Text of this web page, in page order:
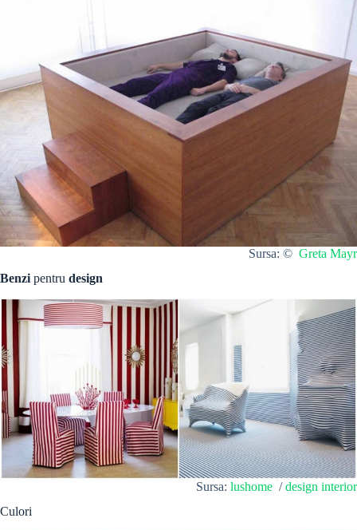
Sursa: © Greta Mayr
Benzi pentru design
Sursa: lushome /design interior
Culori